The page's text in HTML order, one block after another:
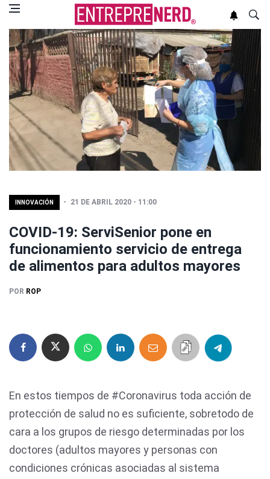
INNOVACIÓN 21 DE ABRIL 2020 - 11:00
COVID-19: ServiSenior pone en
funcionamiento servicio de entrega
de alimentos para adultos mayores
POR ROP
En estos tiempos de #Coronavirus toda acción de
protección de salud no es suficiente, sobretodo de
cara a los grupos de riesgo determinadas por los
doctores (adultos mayores y personas con
condiciones crónicas asociadas al sistema